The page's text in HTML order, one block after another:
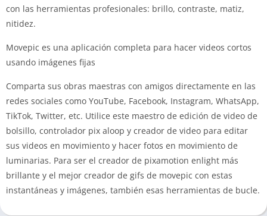
con las herramientas profesionales: brillo, contraste, matiz,
nitidez.
Movepic es una aplicación completa para hacer videos cortos
usando imágenes fijas
Comparta sus obras maestras con amigos directamente en las
redes sociales como YouTube, Facebook, Instagram, WhatsApp,
TikTok, Twitter, etc. Utilice este maestro de edición de video de
bolsillo, controlador pix aloop y creador de video para editar
sus videos en movimiento y hacer fotos en movimiento de
luminarias. Para ser el creador de pixamotion enlight más
brillante y el mejor creador de gifs de movepic con estas
instantáneas y imágenes, también esas herramientas de bucle.